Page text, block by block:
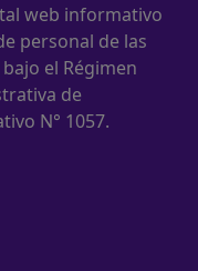
web informativo
personal de las
el Régimen
de
N° 1057.